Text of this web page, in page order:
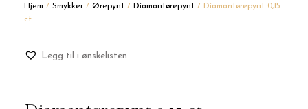
Hjem / Smykker / Ørepynt / Diamantørepynt / Diamantørepynt 0,15
ct.
Legg til i ønskelisten